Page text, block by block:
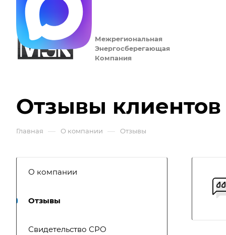
Межрегиональная
Энергосберегающая
Компания
Отзывы клиентов
Главная — О компании — Отзывы
О компании
Отзывы
Свидетельство СРО